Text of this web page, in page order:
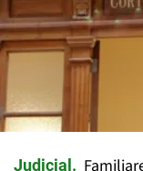
Judicial